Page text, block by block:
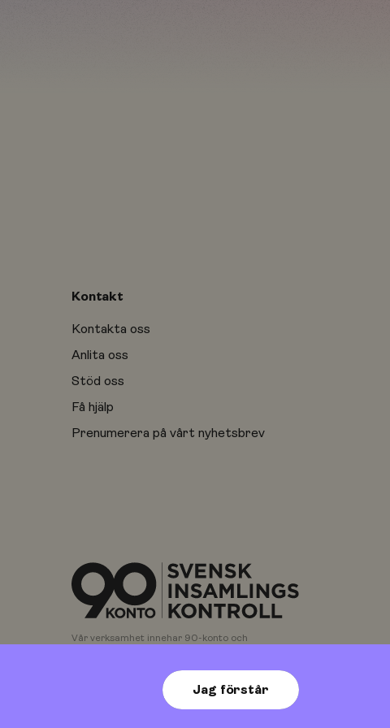
Jag förstår
Kontakt
Kontakta oss
Anlita oss
Stöd oss
Få hjälp
Prenumerera på vårt nyhetsbrev
Vår verksamhet innehar 90-konto och